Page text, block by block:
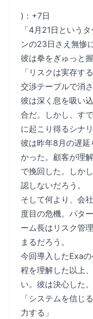
)：+7日
「4月21日という
ンの23日さえ無惨
彼は拳をぎゅっと握
「リスクは実存す
交渉テーブルで消
彼は深く息を吸い
合だ。しかし、す
に起こり得るシナリ
彼は昨年8月の遅延
かった。顧客が理
で挽回した。しか
認しないだろう。
そして何より、会
度目の危機。パタ
ーム長はリスク管
まるだろう。
今回導入したExa
程を理解した以上
い。彼は決心した。
「システムを信じ
力する」